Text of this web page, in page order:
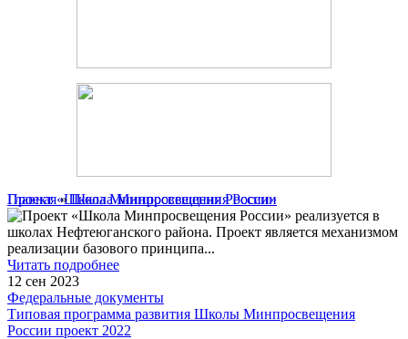
Главная»Школа Минпросвещения России
Проект «Школа Минпросвещения России»
Проект «Школа Минпросвещения России» реализуется в
школах Нефтеюганского района. Проект является механизмом
реализации базового принципа...
Читать подробнее
12 сен 2023
Федеральные документы
Типовая программа развития Школы Минпросвещения
России проект 2022